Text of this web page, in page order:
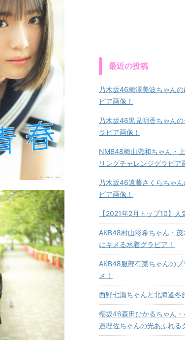
最近の投稿
乃木坂46梅澤美波ちゃん
ビア画像！
乃木坂46黒見明香ちゃん
ラビア画像！
NMB48梅山恋和ちゃん・
リングチャレンジグラビア
乃木坂46遠藤さくらちゃ
ビア画像！
【2021年2月トップ10】人
AKB48村山彩希ちゃん・
にキメる水着グラビア！
AKB48服部有菜ちゃんの
メ！
西野七瀬ちゃんと北海道冬
櫻坂46森田ひかるちゃん
邉理佐ちゃんの光あふれる